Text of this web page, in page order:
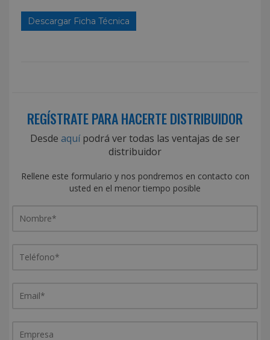
Descargar Ficha Técnica
REGÍSTRATE PARA HACERTE DISTRIBUIDOR
Desde aquípodrá ver todas las ventajas de ser
distribuidor
Rellene este formulario y nos pondremos en contacto con
usted en el menor tiempo posible